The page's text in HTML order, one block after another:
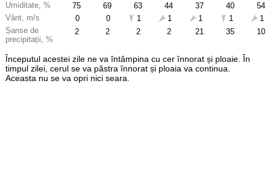
Umiditate, %
Vânt, m/s
Șanse de
precipitații, %
75
0
2
69
0
2
63
1
2
44
1
2
37
1
21
40
1
35
54
1
10
Începutul acestei zile ne va întâmpina cu cer înnorat și ploaie. În
timpul zilei, cerul se va păstra înnorat și ploaia va continua.
Aceasta nu se va opri nici seara.